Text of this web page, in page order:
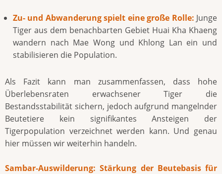
Zu- und Abwanderung spielt eine große Rolle: Junge
Tiger aus dem benachbarten Gebiet Huai Kha Khaeng
wandern nach Mae Wong und Khlong Lan ein und
stabilisieren die Population.
Als Fazit kann man zusammenfassen, dass hohe
Überlebensraten erwachsener Tiger die
Bestandsstabilität sichern, jedoch aufgrund mangelnder
Beutetiere kein signifikantes Ansteigen der
Tigerpopulation verzeichnet werden kann. Und genau
hier müssen wir weiterhin handeln.
Sambar-Auswilderung: Stärkung der Beutebasis für